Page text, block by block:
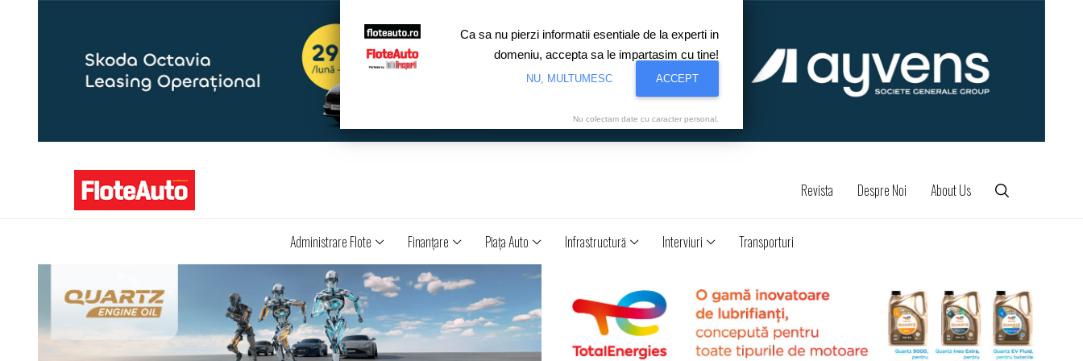
Revista Despre Noi About Us
Administrare Flote Finanţare Piaţa Auto Infrastructură Interviuri Transporturi
Ca sa nu pierzi informatii esentiale de la experti in
domeniu, accepta sa le impartasim cu tine!
NU, MULTUMESC ACCEPT
Nu colectam date cu caracter personal.